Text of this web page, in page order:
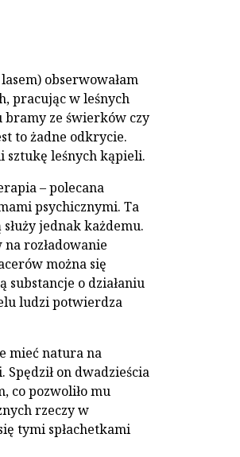
obserwowałam
pracując w leśnych
bramy ze świerków czy
to żadne odkrycie.
sztukę leśnych kąpieli.
– polecana
psychicznymi. Ta
jednak każdemu.
rozładowanie
można się
substancje o działaniu
ludzi potwierdza
mieć natura na
Spędził on dwadzieścia
co pozwoliło mu
rzeczy w
tymi spłachetkami